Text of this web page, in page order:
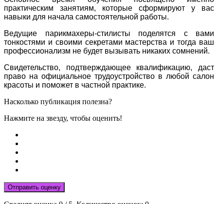
практическим занятиям, которые сформируют у вас
навыки для начала самостоятельной работы.
Ведущие парикмахеры-стилисты поделятся с вами
тонкостями и своими секретами мастерства и тогда ваш
профессионализм не будет вызывать никаких сомнений.
Свидетельство, подтверждающее квалификацию, даст
право на официальное трудоустройство в любой салон
красоты и поможет в частной практике.
Насколько публикация полезна?
Нажмите на звезду, чтобы оценить!
Отправить оценку